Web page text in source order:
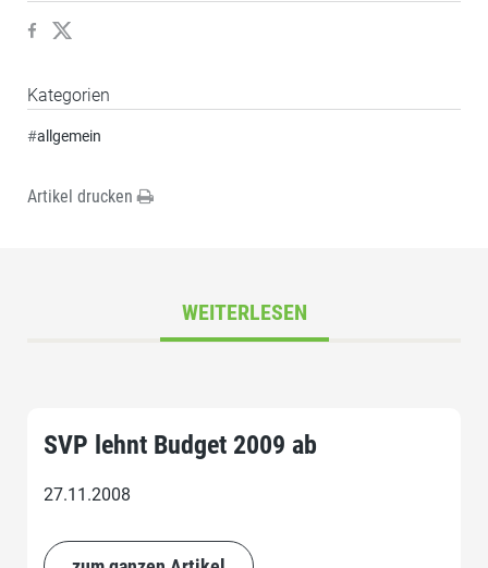
Kategorien
#allgemein
Artikel drucken
WEITERLESEN
SVP lehnt Budget 2009 ab
27.11.2008